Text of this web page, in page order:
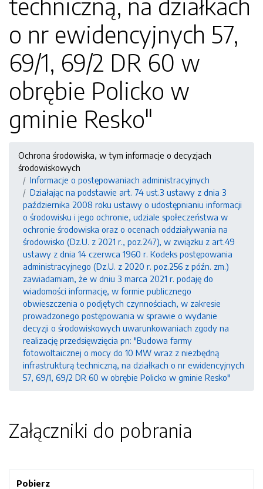
techniczną, na działkach
o nr ewidencyjnych 57,
69/1, 69/2 DR 60 w
obrębie Policko w
gminie Resko"
Ochrona środowiska, w tym informacje o decyzjach
środowiskowych
Informacje o postępowaniach administracyjnych
Działając na podstawie art. 74 ust.3 ustawy z dnia 3
października 2008 roku ustawy o udostępnianiu informacji
o środowisku i jego ochronie, udziale społeczeństwa w
ochronie środowiska oraz o ocenach oddziaływania na
środowisko (Dz.U. z 2021 r., poz.247), w związku z art.49
ustawy z dnia 14 czerwca 1960 r. Kodeks postępowania
administracyjnego (Dz.U. z 2020 r. poz.256 z późn. zm.)
zawiadamiam, że w dniu 3 marca 2021 r. podaję do
wiadomości informację, w formie publicznego
obwieszczenia o podjętych czynnościach, w zakresie
prowadzonego postępowania w sprawie o wydanie
decyzji o środowiskowych uwarunkowaniach zgody na
realizację przedsięwzięcia pn: "Budowa farmy
fotowoltaicznej o mocy do 10 MW wraz z niezbędną
infrastrukturą techniczną, na działkach o nr ewidencyjnych
57, 69/1, 69/2 DR 60 w obrębie Policko w gminie Resko"
Załączniki do pobrania
Pobierz